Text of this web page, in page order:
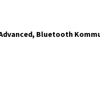
Bluetooth